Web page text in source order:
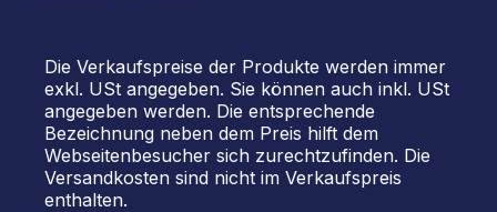
Die Verkaufspreise der Produkte werden immer
exkl. USt angegeben. Sie können auch inkl. USt
angegeben werden. Die entsprechende
Bezeichnung neben dem Preis hilft dem
Webseitenbesucher sich zurechtzufinden. Die
Versandkosten sind nicht im Verkaufspreis
enthalten.